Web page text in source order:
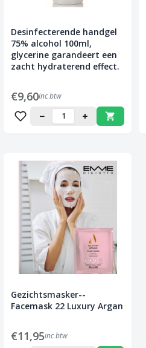
Desinfecterende handgel
75% alcohol 100ml,
glycerine garandeert een
zacht hydraterend effect.
€9,60inc btw
− +
Gezichtsmasker--
Facemask 22 Luxury Argan
€11,95inc btw